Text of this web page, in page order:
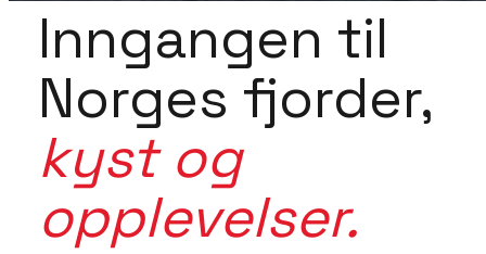
Inngangen til
Norges fjorder,
kyst og
opplevelser.